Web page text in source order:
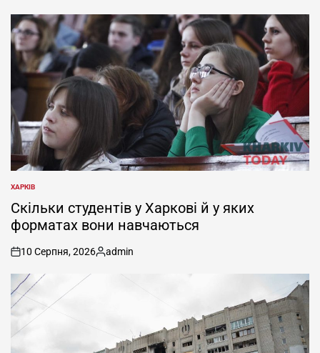
ОПУБЛІКУВАТИ
У
ХАРКІВ
Скільки студентів у Харкові й у яких
форматах вони навчаються
on
10 Серпня, 2026
Опубліковано
admin